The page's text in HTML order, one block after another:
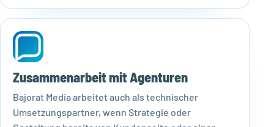
Zusammenarbeit mit Agenturen
Bajorat Media arbeitet auch als technischer
Umsetzungspartner, wenn Strategie oder